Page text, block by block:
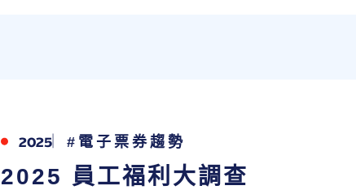
2025 #電子票券趨勢
2025 員工福利大調查